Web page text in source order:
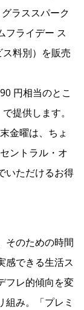
ラススパーク
フライデー ス
料別）を販売
円相当のとこ
提供します。
金曜は、ちょ
ントラル・オ
いただけるお得
そのための時間
感できる生活ス
フレ的傾向を変
組み。「プレミ